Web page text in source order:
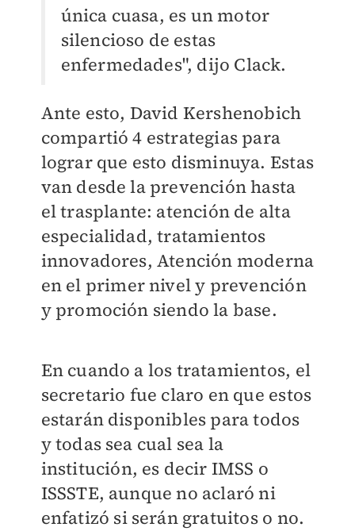
única cuasa, es un motor
silencioso de estas
enfermedades", dijo Clack.
Ante esto, David Kershenobich
compartió 4 estrategias para
lograr que esto disminuya. Estas
van desde la prevención hasta
el trasplante: atención de alta
especialidad, tratamientos
innovadores, Atención moderna
en el primer nivel y prevención
y promoción siendo la base.
En cuando a los tratamientos, el
secretario fue claro en que estos
estarán disponibles para todos
y todas sea cual sea la
institución, es decir IMSS o
ISSSTE, aunque no aclaró ni
enfatizó si serán gratuitos o no.